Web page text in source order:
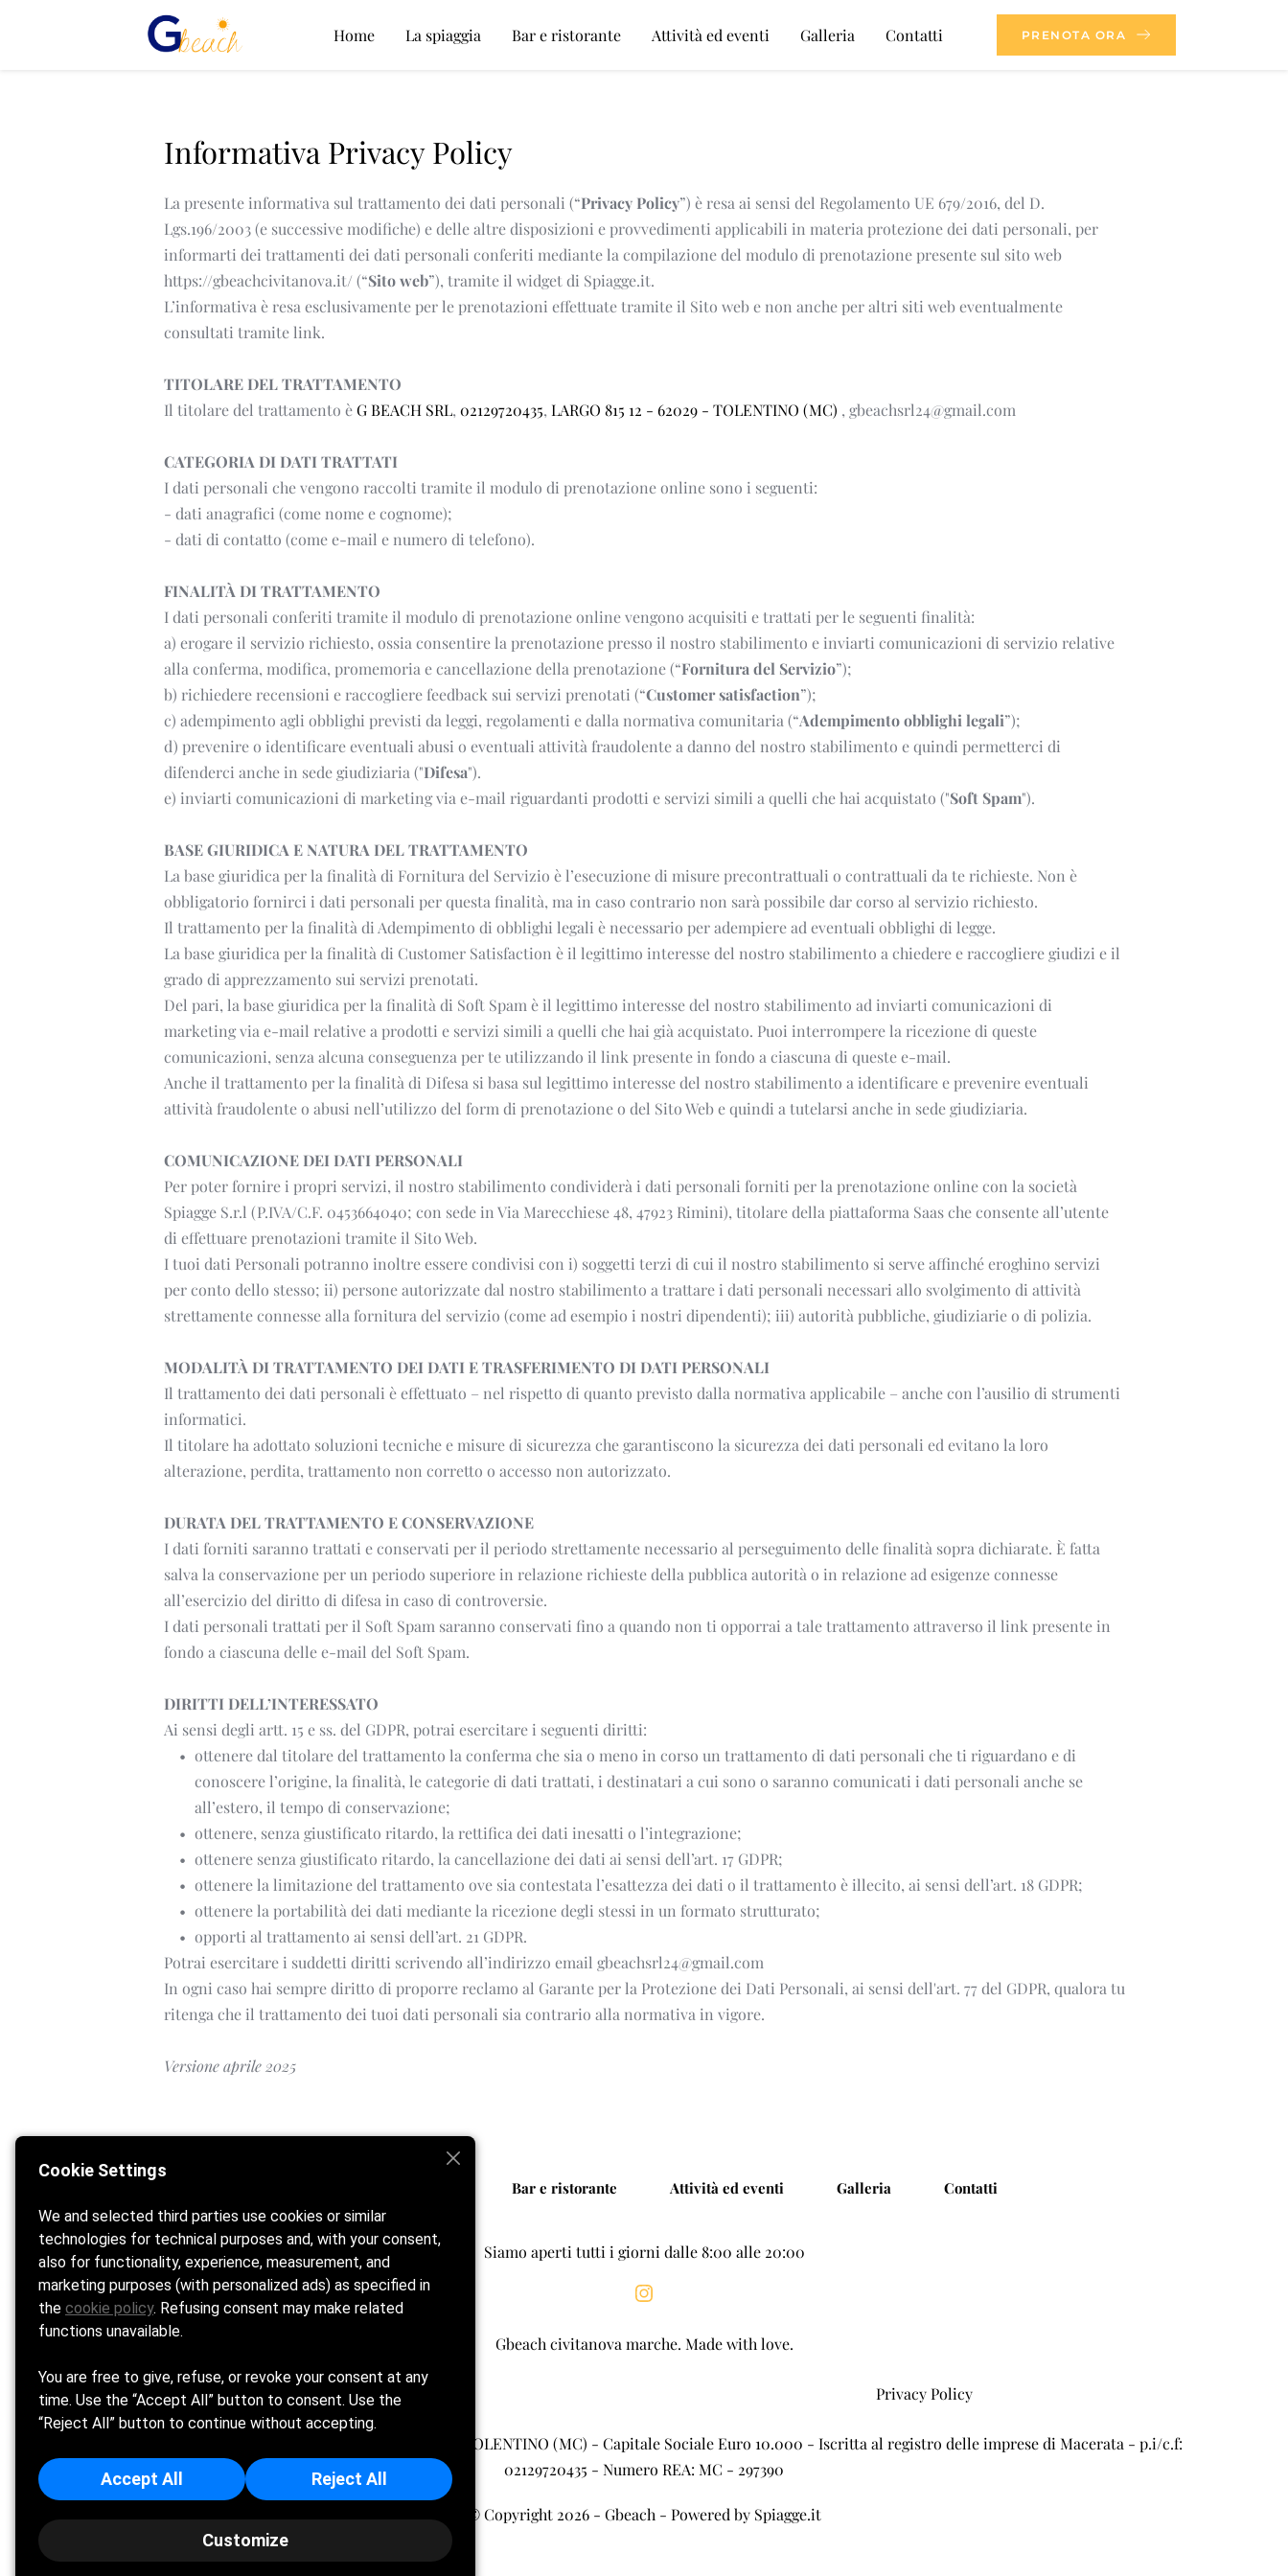
Home La spiaggia Bar e ristorante Attività ed eventi Galleria Contatti PRENOTA ORA
Informativa Privacy Policy
La presente informativa sul trattamento dei dati personali (“Privacy Policy”) è resa ai sensi del Regolamento UE 679/2016, del D.
Lgs.196/2003 (e successive modifiche) e delle altre disposizioni e provvedimenti applicabili in materia protezione dei dati personali, per
informarti dei trattamenti dei dati personali conferiti mediante la compilazione del modulo di prenotazione presente sul sito web
https://gbeachcivitanova.it/ (“Sito web”), tramite il widget di Spiagge.it.
L’informativa è resa esclusivamente per le prenotazioni effettuate tramite il Sito web e non anche per altri siti web eventualmente
consultati tramite link.
TITOLARE DEL TRATTAMENTO
Il titolare del trattamento è G BEACH SRL, 02129720435, LARGO 815 12 - 62029 - TOLENTINO (MC) , gbeachsrl24@gmail.com
CATEGORIA DI DATI TRATTATI
I dati personali che vengono raccolti tramite il modulo di prenotazione online sono i seguenti:
- dati anagrafici (come nome e cognome);
- dati di contatto (come e-mail e numero di telefono).
FINALITÀ DI TRATTAMENTO
I dati personali conferiti tramite il modulo di prenotazione online vengono acquisiti e trattati per le seguenti finalità:
a) erogare il servizio richiesto, ossia consentire la prenotazione presso il nostro stabilimento e inviarti comunicazioni di servizio relative
alla conferma, modifica, promemoria e cancellazione della prenotazione (“Fornitura del Servizio”);
b) richiedere recensioni e raccogliere feedback sui servizi prenotati (“Customer satisfaction”);
c) adempimento agli obblighi previsti da leggi, regolamenti e dalla normativa comunitaria (“Adempimento obblighi legali”);
d) prevenire o identificare eventuali abusi o eventuali attività fraudolente a danno del nostro stabilimento e quindi permetterci di
difenderci anche in sede giudiziaria ("Difesa").
e) inviarti comunicazioni di marketing via e-mail riguardanti prodotti e servizi simili a quelli che hai acquistato ("Soft Spam").
BASE GIURIDICA E NATURA DEL TRATTAMENTO
La base giuridica per la finalità di Fornitura del Servizio è l’esecuzione di misure precontrattuali o contrattuali da te richieste. Non è
obbligatorio fornirci i dati personali per questa finalità, ma in caso contrario non sarà possibile dar corso al servizio richiesto.
Il trattamento per la finalità di Adempimento di obblighi legali è necessario per adempiere ad eventuali obblighi di legge.
La base giuridica per la finalità di Customer Satisfaction è il legittimo interesse del nostro stabilimento a chiedere e raccogliere giudizi e il
grado di apprezzamento sui servizi prenotati.
Del pari, la base giuridica per la finalità di Soft Spam è il legittimo interesse del nostro stabilimento ad inviarti comunicazioni di
marketing via e-mail relative a prodotti e servizi simili a quelli che hai già acquistato. Puoi interrompere la ricezione di queste
comunicazioni, senza alcuna conseguenza per te utilizzando il link presente in fondo a ciascuna di queste e-mail.
Anche il trattamento per la finalità di Difesa si basa sul legittimo interesse del nostro stabilimento a identificare e prevenire eventuali
attività fraudolente o abusi nell’utilizzo del form di prenotazione o del Sito Web e quindi a tutelarsi anche in sede giudiziaria.
COMUNICAZIONE DEI DATI PERSONALI
Per poter fornire i propri servizi, il nostro stabilimento condividerà i dati personali forniti per la prenotazione online con la società
Spiagge S.r.l (P.IVA/C.F. 0453664040; con sede in Via Marecchiese 48, 47923 Rimini), titolare della piattaforma Saas che consente all’utente
di effettuare prenotazioni tramite il Sito Web.
I tuoi dati Personali potranno inoltre essere condivisi con i) soggetti terzi di cui il nostro stabilimento si serve affinché eroghino servizi
per conto dello stesso; ii) persone autorizzate dal nostro stabilimento a trattare i dati personali necessari allo svolgimento di attività
strettamente connesse alla fornitura del servizio (come ad esempio i nostri dipendenti); iii) autorità pubbliche, giudiziarie o di polizia.
MODALITÀ DI TRATTAMENTO DEI DATI E TRASFERIMENTO DI DATI PERSONALI
Il trattamento dei dati personali è effettuato – nel rispetto di quanto previsto dalla normativa applicabile – anche con l’ausilio di strumenti
informatici.
Il titolare ha adottato soluzioni tecniche e misure di sicurezza che garantiscono la sicurezza dei dati personali ed evitano la loro
alterazione, perdita, trattamento non corretto o accesso non autorizzato.
DURATA DEL TRATTAMENTO E CONSERVAZIONE
I dati forniti saranno trattati e conservati per il periodo strettamente necessario al perseguimento delle finalità sopra dichiarate. È fatta
salva la conservazione per un periodo superiore in relazione richieste della pubblica autorità o in relazione ad esigenze connesse
all’esercizio del diritto di difesa in caso di controversie.
I dati personali trattati per il Soft Spam saranno conservati fino a quando non ti opporrai a tale trattamento attraverso il link presente in
fondo a ciascuna delle e-mail del Soft Spam.
DIRITTI DELL’INTERESSATO
Ai sensi degli artt. 15 e ss. del GDPR, potrai esercitare i seguenti diritti:
ottenere dal titolare del trattamento la conferma che sia o meno in corso un trattamento di dati personali che ti riguardano e di
conoscere l’origine, la finalità, le categorie di dati trattati, i destinatari a cui sono o saranno comunicati i dati personali anche se
all’estero, il tempo di conservazione;
ottenere, senza giustificato ritardo, la rettifica dei dati inesatti o l’integrazione;
ottenere senza giustificato ritardo, la cancellazione dei dati ai sensi dell’art. 17 GDPR;
ottenere la limitazione del trattamento ove sia contestata l’esattezza dei dati o il trattamento è illecito, ai sensi dell’art. 18 GDPR;
ottenere la portabilità dei dati mediante la ricezione degli stessi in un formato strutturato;
opporti al trattamento ai sensi dell’art. 21 GDPR.
Potrai esercitare i suddetti diritti scrivendo all’indirizzo email gbeachsrl24@gmail.com
In ogni caso hai sempre diritto di proporre reclamo al Garante per la Protezione dei Dati Personali, ai sensi dell'art. 77 del GDPR, qualora tu
ritenga che il trattamento dei tuoi dati personali sia contrario alla normativa in vigore.
Versione aprile 2025
Bar e ristorante Attività ed eventi Galleria Contatti
Siamo aperti tutti i giorni dalle 8:00 alle 20:00
Gbeach civitanova marche. Made with love.
Cookie Policy Privacy Policy
G BEACH SRL - Sede Legale: LARGO 815 12 - 62029 - TOLENTINO (MC) - Capitale Sociale Euro 10.000 - Iscritta al registro delle imprese di Macerata - p.i/c.f:
02129720435 - Numero REA: MC - 297390
© Copyright 2026 - Gbeach - Powered by Spiagge.it
Cookie Settings
We and selected third parties use cookies or similar
technologies for technical purposes and, with your consent,
also for functionality, experience, measurement, and
marketing purposes (with personalized ads) as specified in
the cookie policy. Refusing consent may make related
functions unavailable.
You are free to give, refuse, or revoke your consent at any
time. Use the “Accept All” button to consent. Use the
“Reject All” button to continue without accepting.
Accept All Reject All
Customize